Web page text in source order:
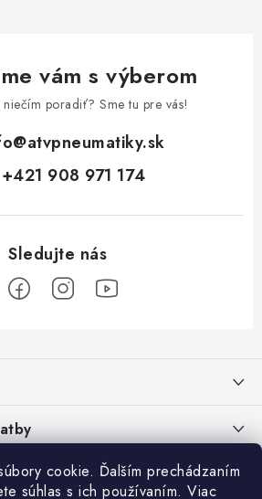
cookie. Ďalším prechádzaním
súhlas s ich používaním. Viac
vám s výberom
niečím poradiť? Sme tu pre vás!
@atvpneumatiky.sk
+421 908 971 174